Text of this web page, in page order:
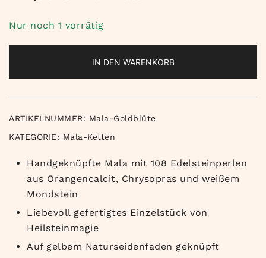
Nur noch 1 vorrätig
IN DEN WARENKORB
ARTIKELNUMMER: Mala-Goldblüte
KATEGORIE: Mala-Ketten
Handgeknüpfte Mala mit 108 Edelsteinperlen
aus Orangencalcit, Chrysopras und weißem
Mondstein
Liebevoll gefertigtes Einzelstück von
Heilsteinmagie
Auf gelbem Naturseidenfaden geknüpft